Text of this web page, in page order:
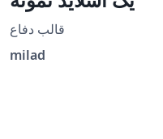
قالب دفاع
milad